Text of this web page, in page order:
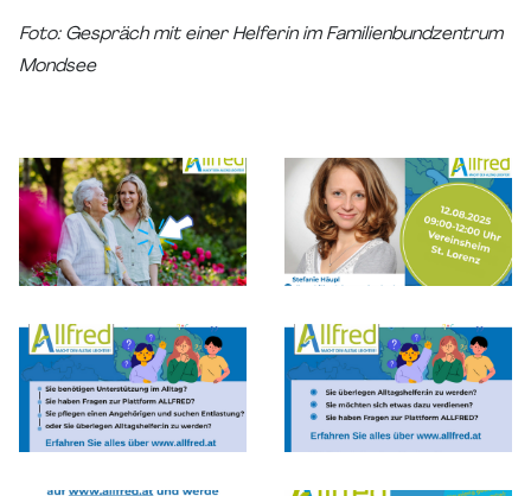
Foto: Gespräch mit einer Helferin im Familienbundzentrum
Mondsee